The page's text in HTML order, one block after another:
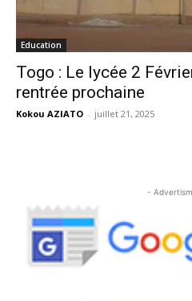
Education
Togo : Le lycée 2
rentrée prochaine
Kokou AZIATO - juillet 21, 2025
-